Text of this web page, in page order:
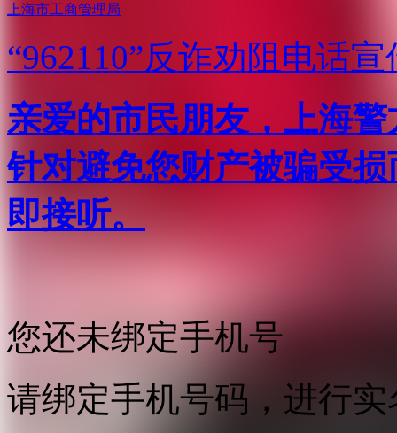
上海市工商管理局
“962110”反诈劝阻电话宣
亲爱的市民朋友，上海
针对避免您财产被骗受
即接听。
您还未绑定手机号
请绑定手机号码，进行